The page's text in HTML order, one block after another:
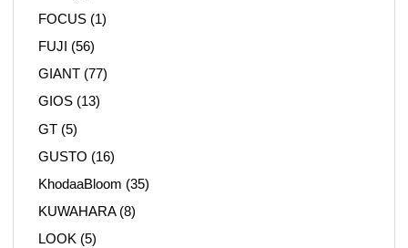
FOCUS (1)
FUJI (56)
GIANT (77)
GIOS (13)
GT (5)
GUSTO (16)
KhodaaBloom (35)
KUWAHARA(8)
LOOK (5)